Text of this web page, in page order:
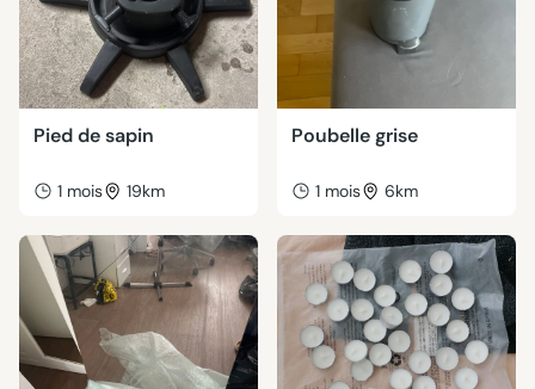
Pied de sapin
1 mois 19km
Poubelle grise
1 mois 6km